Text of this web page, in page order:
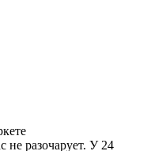
не разочарует. У 24